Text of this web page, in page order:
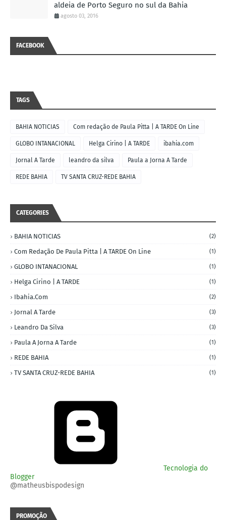
aldeia de Porto Seguro no sul da Bahia
agosto 03, 2016
FACEBOOK
TAGS
BAHIA NOTICIAS Com redação de Paula Pitta | A TARDE On Line
GLOBO INTANACIONAL Helga Cirino | A TARDE ibahia.com
Jornal A Tarde leandro da silva Paula a Jorna A Tarde
REDE BAHIA TV SANTA CRUZ-REDE BAHIA
CATEGORIES
BAHIA NOTICIAS (2)
Com Redação De Paula Pitta | A TARDE On Line (1)
GLOBO INTANACIONAL (1)
Helga Cirino | A TARDE (1)
Ibahia.com (2)
Jornal A Tarde (3)
Leandro Da Silva (3)
Paula A Jorna A Tarde (1)
REDE BAHIA (1)
TV SANTA CRUZ-REDE BAHIA (1)
Tecnologia do
Blogger
@matheusbispodesign
PROMOÇÃO